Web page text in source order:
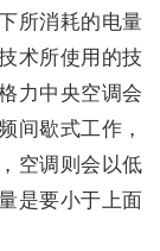
所消耗的电量
术所使用的技
力中央空调会
间歇式工作，
空调则会以低
是要小于上面